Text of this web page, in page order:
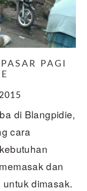
PAGI
di Blangpidie,
cara
dan
dimasak.